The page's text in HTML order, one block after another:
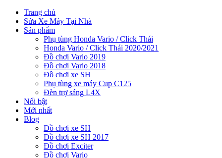
Trang chủ
Sửa Xe Máy Tại Nhà
Sản phẩm
Phụ tùng Honda Vario / Click Thái
Honda Vario / Click Thái 2020/2021
Đồ chơi Vario 2019
Đồ chơi Vario 2018
Đồ chơi xe SH
Phụ tùng xe máy Cup C125
Đèn trợ sáng L4X
Nổi bật
Mới nhất
Blog
Đồ chơi xe SH
Đồ chơi xe SH 2017
Đồ chơi Exciter
Đồ chơi Vario